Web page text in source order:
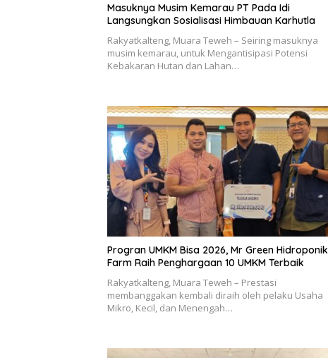
Masuknya Musim Kemarau PT Pada Idi
Langsungkan Sosialisasi Himbauan Karhutla
Rakyatkalteng, Muara Teweh – Seiring masuknya
musim kemarau, untuk Mengantisipasi Potensi
Kebakaran Hutan dan Lahan…
Progran UMKM Bisa 2026, Mr Green Hidroponik
Farm Raih Penghargaan 10 UMKM Terbaik
Rakyatkalteng, Muara Teweh – Prestasi
membanggakan kembali diraih oleh pelaku Usaha
Mikro, Kecil, dan Menengah…